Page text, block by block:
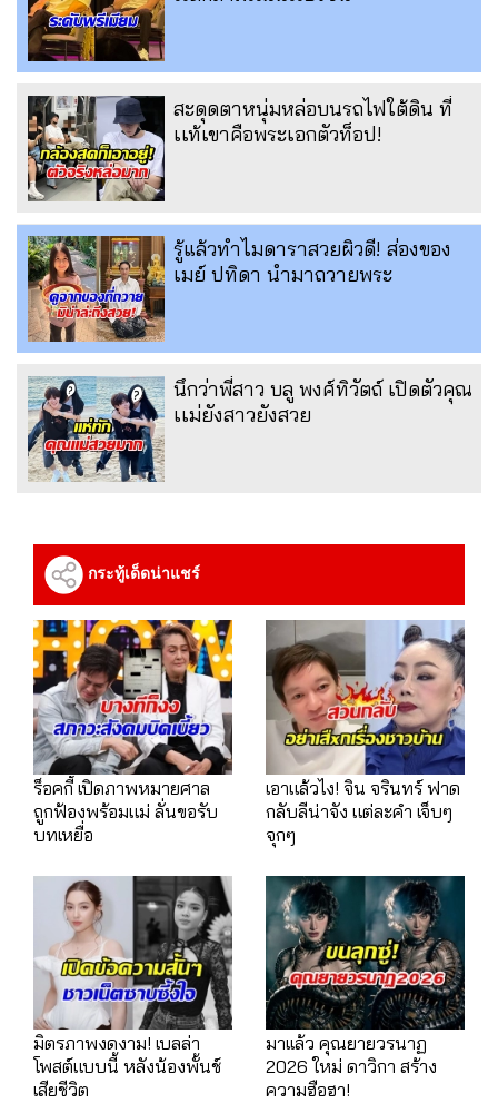
สะดุดตาหนุ่มหล่อบนรถไฟใต้ดิน ที่
เเท้เขาคือพระเอกตัวท็อป!
รู้แล้วทำไมดาราสวยผิวดี! ส่องของ
เมย์ ปทิดา นำมาถวายพระ
นึกว่าพี่สาว บลู พงศ์ทิวัตถ์ เปิดตัวคุณ
เเม่ยังสาวยังสวย
กระทู้เด็ดน่าแชร์
ร็อคกี้ เปิดภาพหมายศาล
ถูกฟ้องพร้อมแม่ ลั่นขอรับ
บทเหยื่อ
เอาแล้วไง! จิน จรินทร์ ฟาด
กลับลีน่าจัง แต่ละคำ เจ็บๆ
จุกๆ
มิตรภาพงดงาม! เบลล่า
โพสต์แบบนี้ หลังน้องพั้นช์
เสียชีวิต
มาเเล้ว คุณยายวรนาฏ
2026 ใหม่ ดาวิกา สร้าง
ความฮือฮา!